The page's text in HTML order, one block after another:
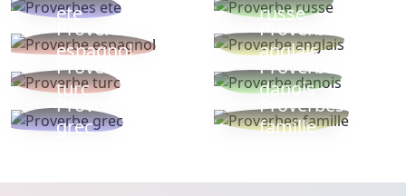
ete
russe
Proverbe
espagnol
Proverbe
anglais
Proverbe
turc
Proverbe
danois
Proverbe
grec
Proverbes
famille